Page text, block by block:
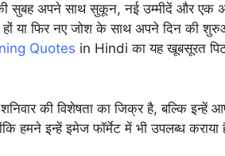
सुबह अपने साथ सुकून, नई उम्मीदें और एक
या फिर नए जोश के साथ अपने दिन की
Quotes in Hindi का यह खूबसूरत
की विशेषता का जिक्र है, बल्कि इन्हें
हमने इन्हें इमेज फॉर्मेट में भी उपलब्ध कराया